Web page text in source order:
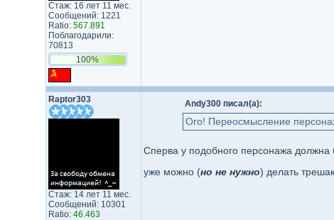
Стаж: 16 лет 11 мес.
Сообщений: 1221
Ratio: 567.891
Поблагодарили:
70813
100%
Raptor303
Стаж: 14 лет 11 мес.
Сообщений: 10301
Ratio: 46.463
Andy300 писал(а):
Ого! Переосмысление
Сперва у подобного персонажа должна
уже можно (но не нужно) делать